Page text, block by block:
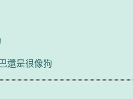
還是很像狗